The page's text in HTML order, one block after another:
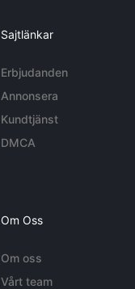
Sajtlänkar
Erbjudanden
Annonsera
Kundtjänst
DMCA
Om Oss
Om oss
Vårt team